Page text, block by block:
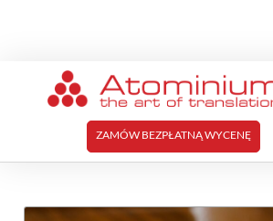
ZAMÓW BEZPŁATNĄ WYCENĘ